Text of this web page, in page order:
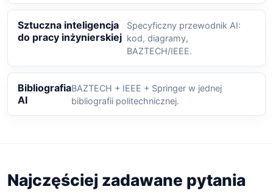
Sztuczna inteligencja
do pracy inżynierskiej
Specyficzny przewodnik AI:
kod, diagramy,
BAZTECH/IEEE.
Bibliografia
AI
BAZTECH + IEEE + Springer w jednej
bibliografii politechnicznej.
Najczęściej zadawane pytania